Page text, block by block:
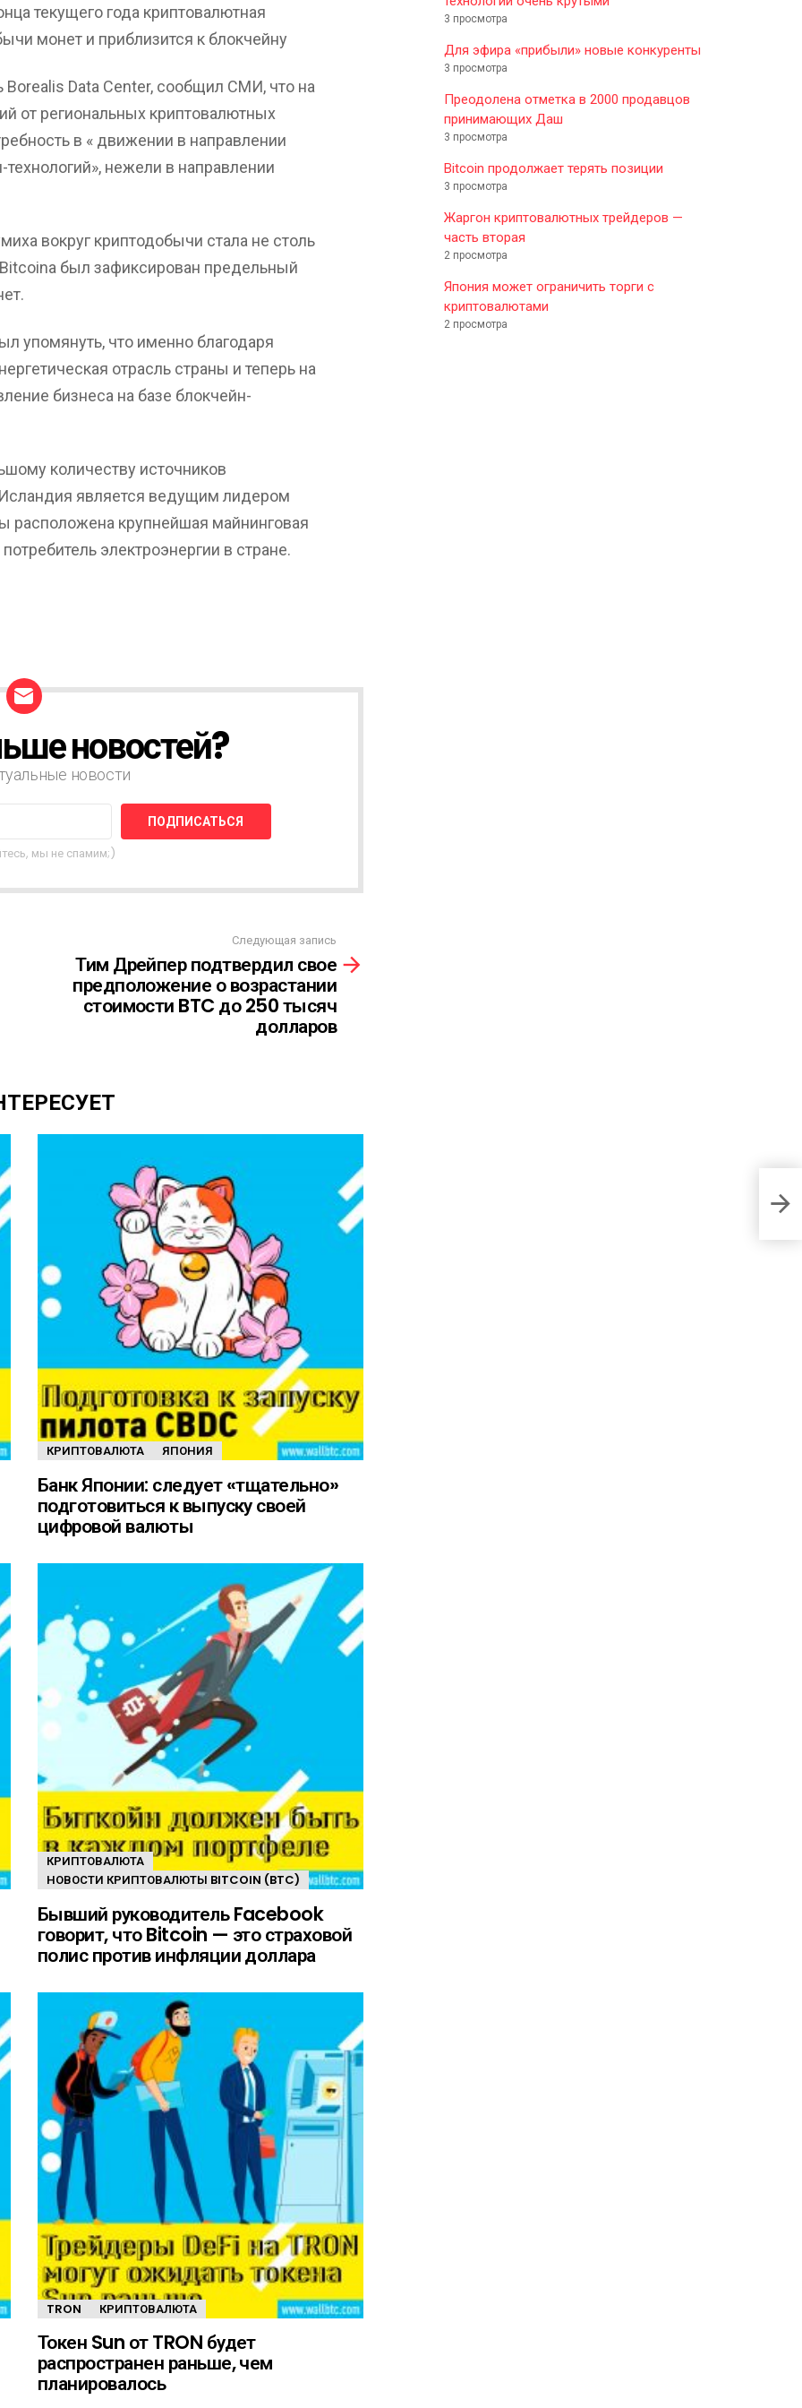
текущего года криптовалютная
монет и приблизится к блокчейну
Borealis Data Center, сообщил СМИ, что на
от региональных криптовалютных
в « движении в направлении
нежели в направлении
вокруг криптодобычи стала не столь
был зафиксирован предельный
упомянуть, что именно благодаря
отрасль страны и теперь на
бизнеса на базе блокчейн-
количеству источников
является ведущим лидером
расположена крупнейшая майнинговая
электроэнергии в стране.
новостей?
новости
мы не спамим;)
Следующая запись
Тим Дрейпер подтвердил свое
предположение о возрастании
стоимости BTC до 250 тысяч
долларов
КРИПТОВАЛЮТА ЯПОНИЯ
Банк Японии: следует «тщательно»
подготовиться к выпуску своей
цифровой валюты
КРИПТОВАЛЮТА
НОВОСТИ КРИПТОВАЛЮТЫ BITCOIN (BTC)
Бывший руководитель Facebook
говорит, что Bitcoin — это страховой
полис против инфляции доллара
TRON КРИПТОВАЛЮТА
Токен Sun от TRON будет
распространен раньше, чем
планировалось
3 просмотра
Для эфира «прибыли» новые конкуренты
3 просмотра
Преодолена отметка в 2000 продавцов
принимающих Даш
3 просмотра
Bitcoin продолжает терять позиции
3 просмотра
Жаргон криптовалютных трейдеров —
часть вторая
2 просмотра
Япония может ограничить торги с
криптовалютами
2 просмотра